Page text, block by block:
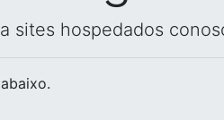
sites hospedados